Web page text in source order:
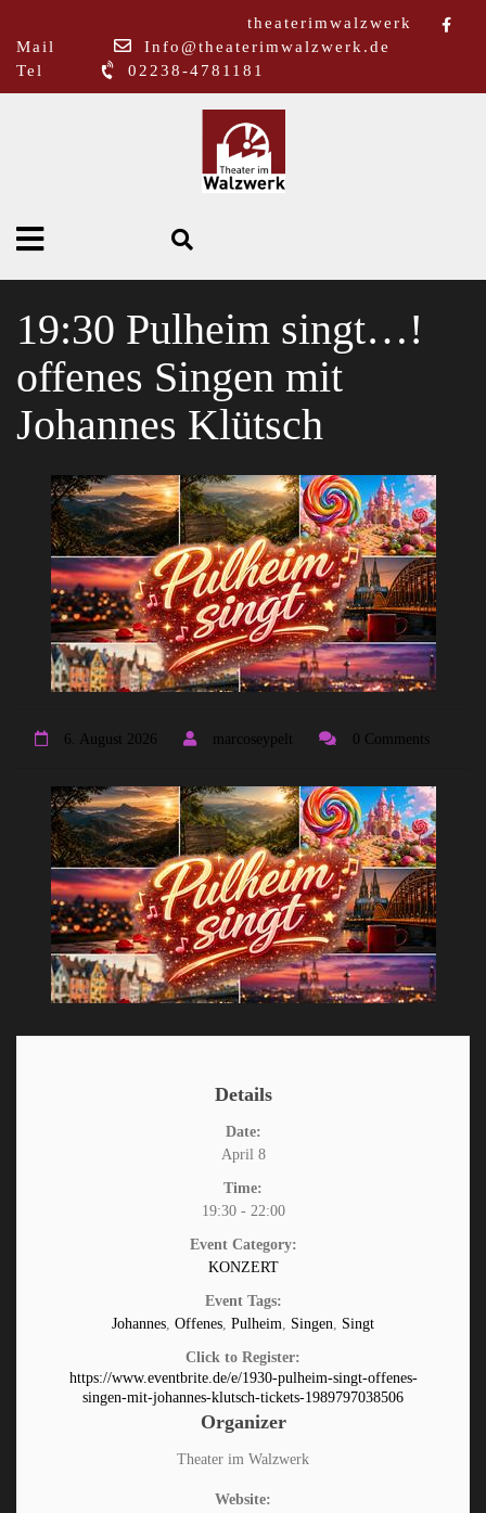
theaterimwalzwerk
Mail
Info@theaterimwalzwerk.de
Tel
02238-4781181
19:30 Pulheim singt…!
offenes Singen mit
Johannes Klütsch
6. August 2026 marcoseypelt 0 Comments
Details
Date:
April 8
Time:
19:30 - 22:00
Event Category:
KONZERT
Event Tags:
Johannes, Offenes, Pulheim, Singen, Singt
Click to Register:
https://www.eventbrite.de/e/1930-pulheim-singt-offenes-
singen-mit-johannes-klutsch-tickets-1989797038506
Organizer
Theater im Walzwerk
Website: